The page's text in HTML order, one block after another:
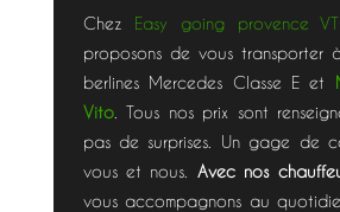
Chez Easy going provence
proposons de vous transporter
berlines Mercedes Classe E et
Vito. Tous nos prix sont
pas de surprises. Un gage de
vous et nous. Avec nos
vous accompagnons au